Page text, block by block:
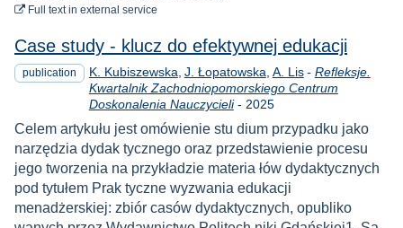
Full textto download
in external service
Case study - klucz do efektywnej edukacji
publication K. Kubiszewska J. Łopatowska A. Lis - Refleksje.
Kwartalnik Zachodniopomorskiego Centrum
Doskonalenia Nauczycieli- Year
2025
Celem artykułu jest omówienie stu dium przypadku jako
narzędzia dydak tycznego oraz przedstawienie procesu
jego tworzenia na przykładzie materia łów dydaktycznych
pod tytułem Prak tyczne wyzwania edukacji
menadżerskiej: zbiór casów dydaktycznych, opubliko